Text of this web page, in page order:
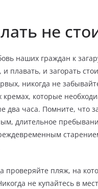
не
наших граждан к
плавать, и загорать
никогда не
которые
два часа. Помните, что
длительное
проверяйте пляж, на
не купайтесь в